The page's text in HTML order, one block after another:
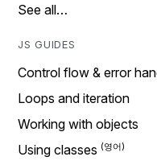
See all…
JS GUIDES
Control flow & error
Loops and iteration
Working with objects
Using classes